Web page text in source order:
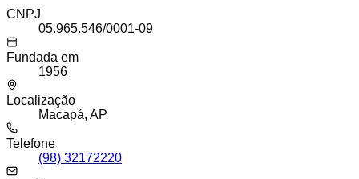
CNPJ
05.965.546/0001-09
Fundada em
1956
Localização
Macapá, AP
Telefone
(98) 32172220